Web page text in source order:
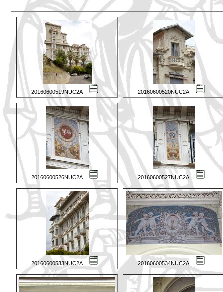
20160600519NUC2A 20160600520NUC2A
20160600526NUC2A 20160600527NUC2A
20160600533NUC2A 20160600534NUC2A